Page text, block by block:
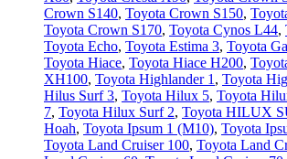
Crown S140, Toyota Crown S150,
Toyota Crown S170, Toyota Cynos L44,
Toyota Echo, Toyota Estima 3, Toyota
Toyota Hiace, Toyota Hiace H200,
XH100, Toyota Highlander 1 , Toyota
Hilus Surf 3, Toyota Hilux 5, Toyota
7, Toyota Hilux Surf 2, Toyota HILUX
Hoah, Toyota Ipsum 1 (М10), Toyota
Toyota Land Cruiser 100, Toyota Land